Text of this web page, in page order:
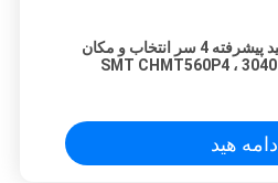
خط تولید پیشرفته 4 سر انتخاب و مکان
ماشین SMT CHMT560P4 ، 3040
هید